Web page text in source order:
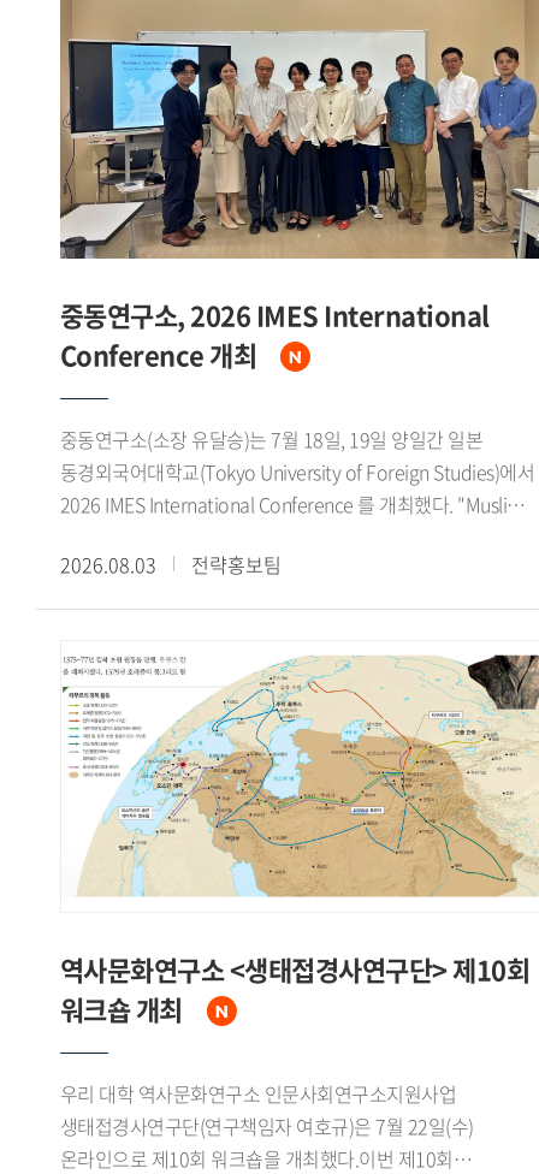
1979년 미중 수교에 이어 1980년대 말에는 소련 동구권의
붕괴로 냉전체제가 급속히 와해되었다고 설명했다. 그는 이
시기 자유주의 확산과 세계화가 맞물리면서 중국이 서방의
'화평연변(和平演變)'을 경계하는 한편, 1989년 천안문 사태로
인한 국제사회의 대중 제재 국면 속에서도 한중 양국은
실질적인 관계 개선을 모색해 왔다고 밝혔다.이어 중국이
1978년 11기 3중전회를 계기로 계급투쟁 노선에서 경제건설
개선의 필요성을 인식하기 시작했으며, 한국 역시 홍콩을 통한
간접무역과 1983년 중국 민항기 불시착 사건, 1985년 어뢰정
반환 교섭 등에서 보인 우호적 태도로 중국 지도부의 신뢰를
얻었다고 소개했다. 특히 1988년 노태우 대통령의 7 7 선언을
북방외교의 실질적 출발점으로 규정하고, 서울올림픽과 베이징
아시안게임을 계기로 한 스포츠 교류가 양국간 신뢰 축적에
기여했다고 강조했다. 이후 1990년 한소수교와 1991년 남북한
계기가 되었다고 주장했다.신 원장은 한국이 한반도 평화
안정을 위한 중국의 협조, 거대한 잠재시장으로서의 중국 경제,
그리고 국제무대에서의 위상 제고라는 세 가지 측면에서
수교의 필요성을 인식하고 있었음을 강조하면서, 중국 역시
덩샤오핑의 언급을 인용하며 한국과의 경제협력 확대와 대만에
대한 외교적 고립 효과를 함께 기대하고 있었다고 분석했다.
수교 협상에 앞서 한국 정부는 중국과 수교한 다른 나라들의
선례를 분석하고 중국 인사들의 발언을 정리하는 등 치밀한
사전 준비를 거쳤다고 밝혔다. 1992년 8월 24일 베이징 조어대
국빈관에서 이상옥 외무장관과 첸치천 외교부장이
수교공동성명과 양해각서에 서명함으로써 한중수교가 공식
북방정책의 핵심 성과였다고 평가하면서, 중국이 북한 일변도
정책에서 벗어나 한반도의 평화적 통일을 명시적으로 지지하는
계기가 되었고, 수교 이후 양국간 경제교류와 국민간 교류가
비약적으로 확대되었다고 밝혔다. 아울러 협상이 대체로
중국이 원하는 시간표에 따라 진행된 것은 사실이나 이것이
한국에 불리하게 작용하지는 않았으며, 오히려 대만과의
단교를 다음 정부로 미뤘다면 수교 자체가 장기간 지연되었을
중동연구소, 2026 IMES International
Conference 개최
중동연구소(소장 유달승)는 7월 18일, 19일 양일간 일본
동경외국어대학교(Tokyo University of Foreign Studies)에서
2026 IMES International Conference 를 개최했다. "Muslims
Societies"라는 주제로 열린 이번 학술대회는 동아시아의
무슬림 이주 문제를 연구하는 한국과 일본 학자들의 학술
교류를 위해 마련됐다.7월 18일 학술대회 제1세션에서는
김정아 전임연구원이 'The Reception and Transformation of
Arabic Literature in Korea: A Study of 'The Jackal and the
Sea' in Oh Soo-yeon's The Golden Roof in Relation to
Kalīla wa Dimna'라는 제목의 발표를 통해 아랍 고전
『칼릴라와 딤나』가 오수연의 『황금지붕』 중 「재칼과
바다의 장」에서 수용 재구성되는 양상을 분석하고, 아랍
고전문학과 한국 현대문학이 교차하며 새로운 의미를 형성하는
'제3의 공간'을 제시했다.Ishinomaki Senshu University의
Migrant Workers and the Politicization of Burial Grounds: A
Case Study of Miyagi Prefecture, Japan'이라는 제목의
발표에서 미야기(Miyagi)현 이시노마키시의 인도네시아
무슬림 이주노동자 수용 배경과 2024~2025년 무슬림 매장
묘지 논란이 온라인 정치 담론으로 확산되며 지역사회의
이주민 수용에 미친 영향을 분석했다.이경수 전임연구원은
'Anti-Islamic Sentiment in Arabic Media Representations of
2026.08.03 전략홍보팀
역사문화연구소 <생태접경사연구단> 제10회
워크숍 개최
우리 대학 역사문화연구소 인문사회연구소지원사업
생태접경사연구단(연구책임자 여호규)은 7월 22일(수)
온라인으로 제10회 워크숍을 개최했다.이번 제10회